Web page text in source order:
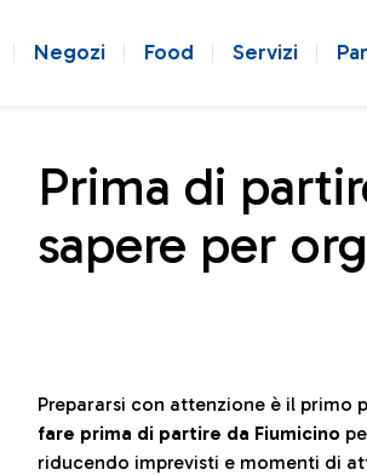
Negozi Food Servizi
Prima di
sapere per
Prepararsi con attenzione è il primo
fare prima di partire da Fiumicino
riducendo imprevisti e momenti di